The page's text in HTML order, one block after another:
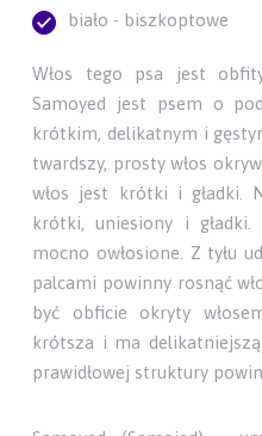
biało - biszkoptowe
Włos tego psa jest
Samoyed jest psem o
krótkim, delikatnym i
twardszy, prosty włos
włos jest krótki i gładki.
krótki, uniesiony i
mocno owłosione. Z tyłu
palcami powinny rosnąć
być obficie okryty
krótsza i ma
prawidłowej struktury